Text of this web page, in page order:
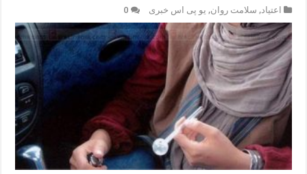
اعتیاد, سلامت روان, یو پی اس خبری 0